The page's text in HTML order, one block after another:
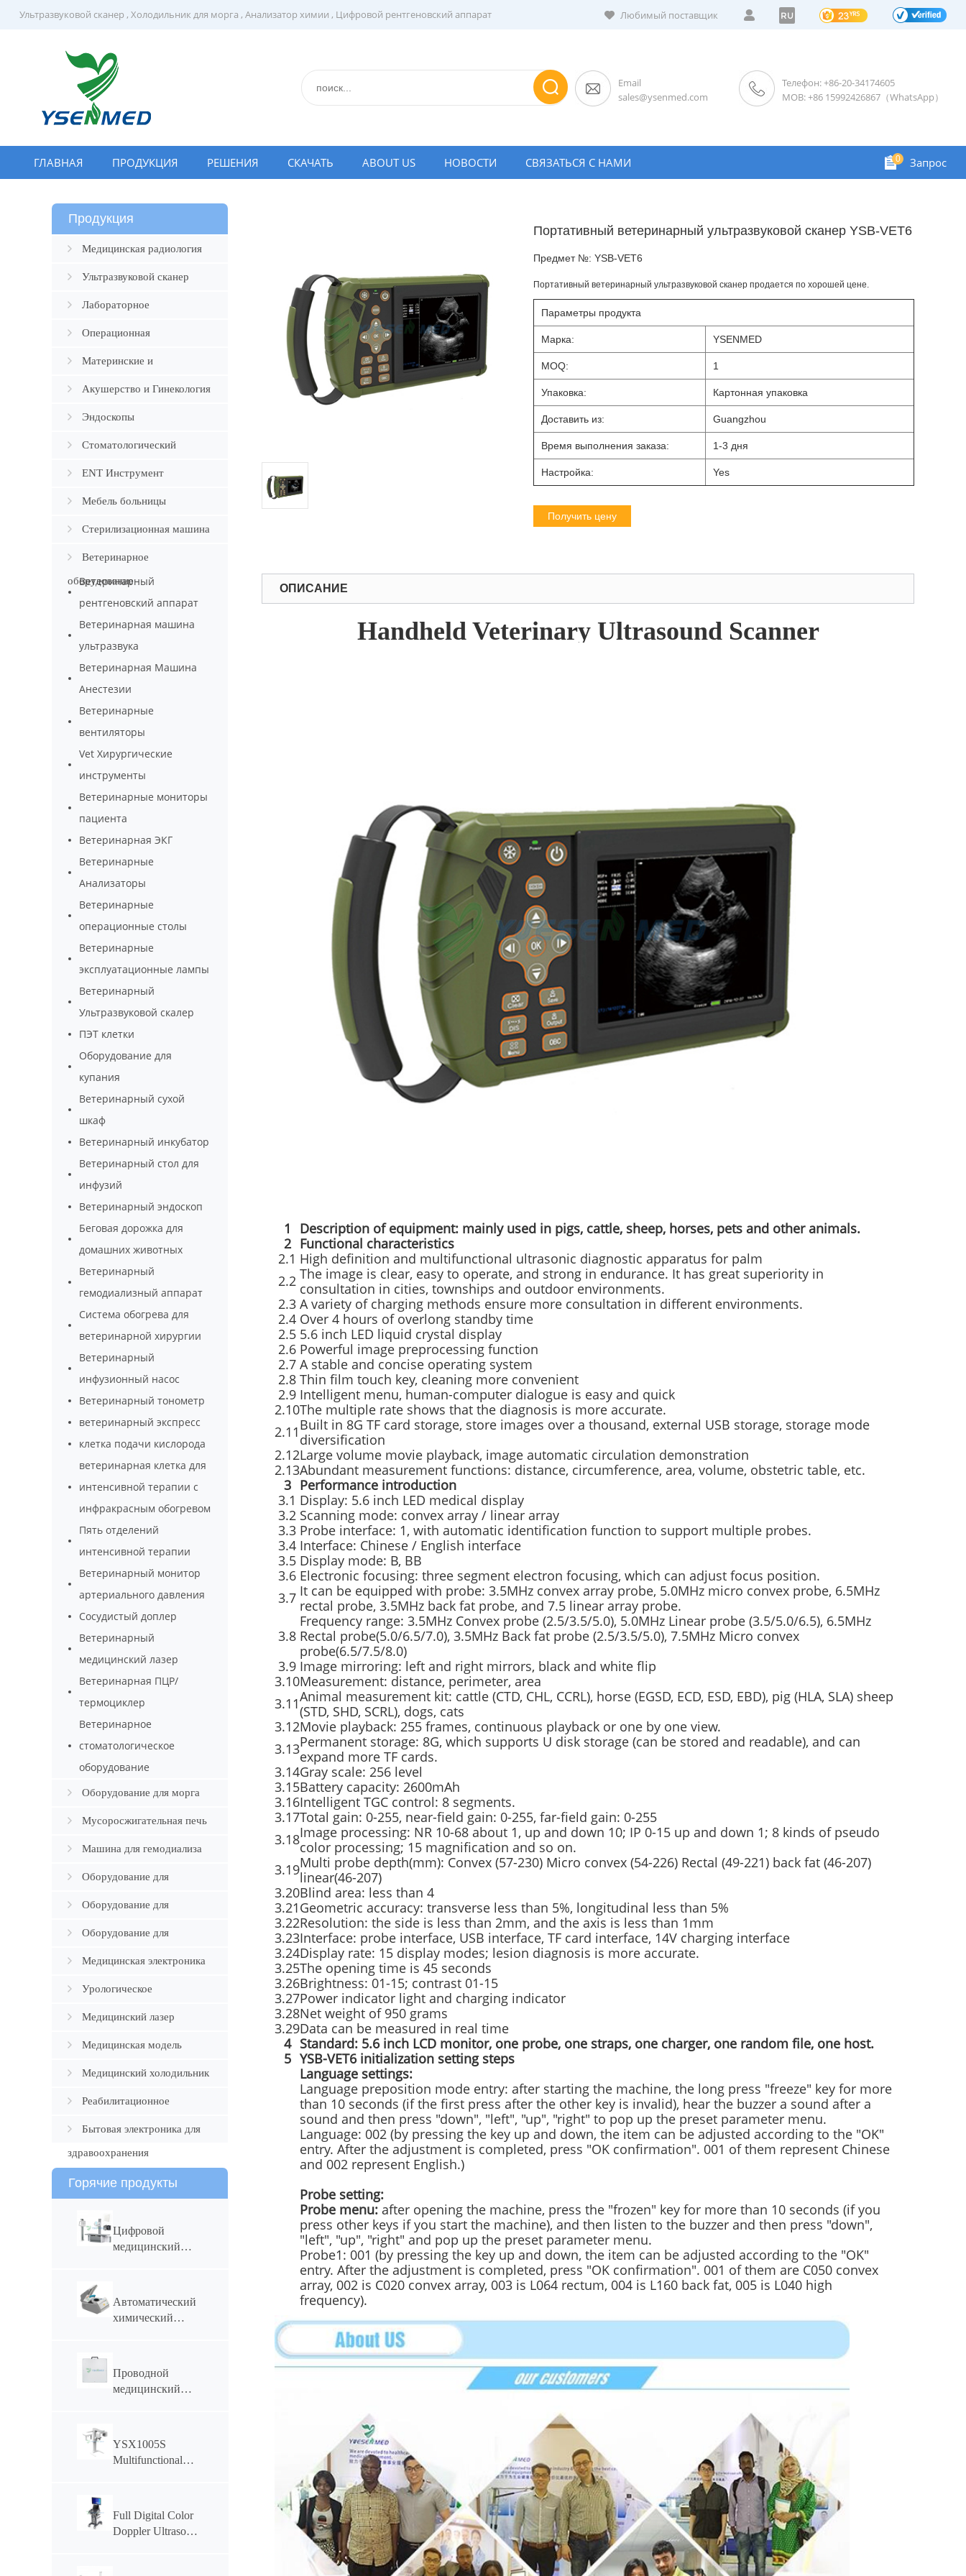
Ультразвуковой сканер , Холодильник для морга , Анализатор химии , Цифровой рентгеновский аппарат Любимый поставщик RU
Email
sales@ysenmed.com
Телефон: +86-20-34174605
MOB: +86 15992426867（WhatsApp）
0 Запрос
ГЛАВНАЯ ПРОДУКЦИЯ РЕШЕНИЯ СКАЧАТЬ ABOUT US НОВОСТИ СВЯЗАТЬСЯ С НАМИ
Продукция
Медицинская радиология
Ультразвуковой сканер
Лабораторное
оборудование
Операционная
Оборудование
Материнские и
младенческие
Акушерство и Гинекология
Эндоскопы
Стоматологический
ENT Инструмент
Мебель больницы
Стерилизационная машина
Ветеринарное
оборудование
Ветеринарный
рентгеновский аппарат
Ветеринарная машина
ультразвука
Ветеринарная Машина
Анестезии
Ветеринарные
вентиляторы
Vet Хирургические
инструменты
Ветеринарные мониторы
пациента
Ветеринарная ЭКГ
Ветеринарные
Анализаторы
Ветеринарные
операционные столы
Ветеринарные
эксплуатационные лампы
Ветеринарный
Ультразвуковой скалер
ПЭТ клетки
Оборудование для
купания
Ветеринарный сухой
шкаф
Ветеринарный инкубатор
Ветеринарный стол для
инфузий
Ветеринарный эндоскоп
Беговая дорожка для
домашних животных
Ветеринарный
гемодиализный аппарат
Система обогрева для
ветеринарной хирургии
Ветеринарный
инфузионный насос
Ветеринарный тонометр
ветеринарный экспресс
клетка подачи кислорода
ветеринарная клетка для
интенсивной терапии с
инфракрасным обогревом
Пять отделений
интенсивной терапии
Ветеринарный монитор
артериального давления
Сосудистый доплер
Ветеринарный
медицинский лазер
Ветеринарная ПЦР/
термоциклер
Ветеринарное
стоматологическое
оборудование
Оборудование для морга
Мусоросжигательная печь
Машина для гемодиализа
Оборудование для
ортопедии
Оборудование для
Андрологии
Оборудование для
патологии
Медицинская электроника
Урологическое
оборудование
Медицинский лазер
Медицинская модель
Медицинский холодильник
Реабилитационное
устройство
Бытовая электроника для
здравоохранения
Горячие продукты
Цифровой
медицинский
мощностью 50
кВт и током 630
Автоматический
химический
Проводной
медицинский
YSFPD4343R
YSX1005S
Multifunctional
Full Digital Color
Doppler Ultrasonic
Портативный ветеринарный ультразвуковой сканер YSB-VET6
Предмет №: YSB-VET6
Портативный ветеринарный ультразвуковой сканер продается по хорошей цене.
Параметры продукта
Марка: YSENMED
MOQ: 1
Упаковка: Картонная упаковка
Доставить из: Guangzhou
Время выполнения заказа: 1-3 дня
Настройка: Yes
Получить цену
ОПИСАНИЕ
Handheld Veterinary Ultrasound Scanner
1
Description of equipment: mainly used in pigs, cattle, sheep, horses, pets and other animals.
2 Functional characteristics
2.1 High definition and multifunctional ultrasonic diagnostic apparatus for palm
2.2 The image is clear, easy to operate, and strong in endurance. It has great superiority in
consultation in cities, townships and outdoor environments.
2.3 A variety of charging methods ensure more consultation in different environments.
2.4 Over 4 hours of overlong standby time
2.5 5.6 inch LED liquid crystal display
2.6 Powerful image preprocessing function
2.7 A stable and concise operating system
2.8 Thin film touch key, cleaning more convenient
2.9 Intelligent menu, human-computer dialogue is easy and quick
2.10The multiple rate shows that the diagnosis is more accurate.
2.11Built in 8G TF card storage, store images over a thousand, external USB storage, storage mode
diversification
2.12Large volume movie playback, image automatic circulation demonstration
2.13Abundant measurement functions: distance, circumference, area, volume, obstetric table, etc.
3 Performance introduction
3.1 Display: 5.6 inch LED medical display
3.2 Scanning mode: convex array / linear array
3.3 Probe interface: 1, with automatic identification function to support multiple probes.
3.4 Interface: Chinese / English interface
3.5 Display mode: B, BB
3.6 Electronic focusing: three segment electron focusing, which can adjust focus position.
3.7 It can be equipped with probe: 3.5MHz convex array probe, 5.0MHz micro convex probe, 6.5MHz
rectal probe, 3.5MHz back fat probe, and 7.5 linear array probe.
3.8
Frequency range: 3.5MHz Convex probe (2.5/3.5/5.0), 5.0MHz Linear probe (3.5/5.0/6.5), 6.5MHz
Rectal probe(5.0/6.5/7.0), 3.5MHz Back fat probe (2.5/3.5/5.0), 7.5MHz Micro convex
probe(6.5/7.5/8.0)
3.9 Image mirroring: left and right mirrors, black and white flip
3.10Measurement: distance, perimeter, area
3.11Animal measurement kit: cattle (CTD, CHL, CCRL), horse (EGSD, ECD, ESD, EBD), pig (HLA, SLA) sheep
(STD, SHD, SCRL), dogs, cats
3.12Movie playback: 255 frames, continuous playback or one by one view.
3.13Permanent storage: 8G, which supports U disk storage (can be stored and readable), and can
expand more TF cards.
3.14Gray scale: 256 level
3.15Battery capacity: 2600mAh
3.16Intelligent TGC control: 8 segments.
3.17Total gain: 0-255, near-field gain: 0-255, far-field gain: 0-255
3.18Image processing: NR 10-68 about 1, up and down 10; IP 0-15 up and down 1; 8 kinds of pseudo
color processing; 15 magnification and so on.
3.19Multi probe depth(mm): Convex (57-230) Micro convex (54-226) Rectal (49-221) back fat (46-207)
linear(46-207)
3.20Blind area: less than 4
3.21Geometric accuracy: transverse less than 5%, longitudinal less than 5%
3.22Resolution: the side is less than 2mm, and the axis is less than 1mm
3.23Interface: probe interface, USB interface, TF card interface, 14V charging interface
3.24Display rate: 15 display modes; lesion diagnosis is more accurate.
3.25The opening time is 45 seconds
3.26Brightness: 01-15; contrast 01-15
3.27Power indicator light and charging indicator
3.28Net weight of 950 grams
3.29Data can be measured in real time
4 Standard: 5.6 inch LCD monitor, one probe, one straps, one charger, one random file, one host.
5 YSB-VET6 initialization setting steps
Language settings:
Language preposition mode entry: after starting the machine, the long press "freeze" key for more
than 10 seconds (if the first press after the other key is invalid), hear the buzzer a sound after a
sound and then press "down", "left", "up", "right" to pop up the preset parameter menu.
Language: 002 (by pressing the key up and down, the item can be adjusted according to the "OK"
entry. After the adjustment is completed, press "OK confirmation". 001 of them represent Chinese
and 002 represent English.)
Probe setting:
Probe menu: after opening the machine, press the "frozen" key for more than 10 seconds (if you
press other keys if you start the machine), and then listen to the buzzer and then press "down",
"left", "up", "right" and pop up the preset parameter menu.
Probe1: 001 (by pressing the key up and down, the item can be adjusted according to the "OK"
entry. After the adjustment is completed, press "OK confirmation". 001 of them are C050 convex
array, 002 is C020 convex array, 003 is L064 rectum, 004 is L160 back fat, 005 is L040 high
frequency).